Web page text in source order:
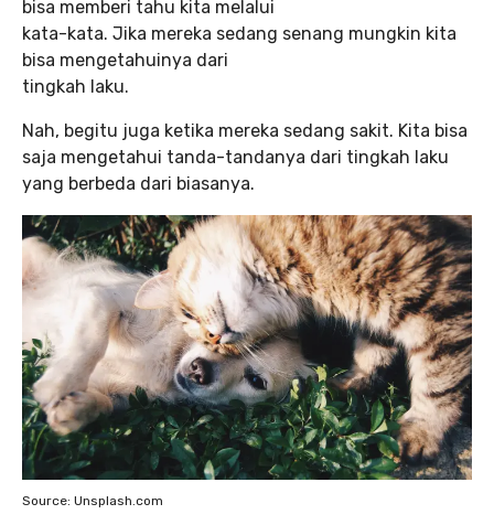
bisa memberi tahu kita melalui
kata-kata. Jika mereka sedang senang mungkin kita
bisa mengetahuinya dari
tingkah laku.
Nah, begitu juga ketika mereka sedang sakit. Kita bisa
saja mengetahui tanda-tandanya dari tingkah laku
yang berbeda dari biasanya.
Source: Unsplash.com